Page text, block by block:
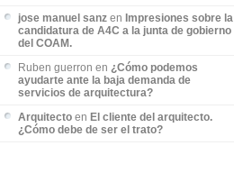
jose manuel sanz enImpresiones sobre la
candidatura de A4C a la junta de gobierno
del COAM.
Ruben guerron en¿Cómo podemos
ayudarte ante la baja demanda de
servicios de arquitectura?
Arquitecto enEl cliente del arquitecto.
¿Cómo debe de ser el trato?